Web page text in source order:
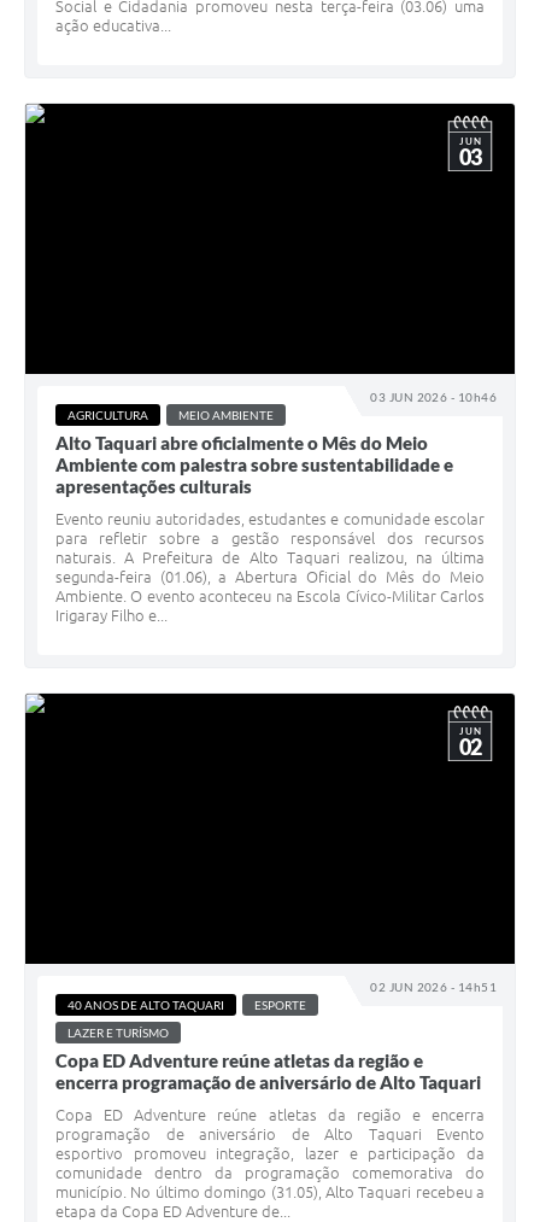
Social e Cidadania promoveu nesta terça-feira (03.06) uma
ação educativa...
03 JUN 2026 - 10h46
JUN
03
AGRICULTURA MEIO AMBIENTE
Alto Taquari abre oficialmente o Mês do Meio
Ambiente com palestra sobre sustentabilidade e
apresentações culturais
Evento reuniu autoridades, estudantes e comunidade escolar
para refletir sobre a gestão responsável dos recursos
naturais. A Prefeitura de Alto Taquari realizou, na última
segunda-feira (01.06), a Abertura Oficial do Mês do Meio
Ambiente. O evento aconteceu na Escola Cívico-Militar Carlos
Irigaray Filho e...
02 JUN 2026 - 14h51
JUN
02
40 ANOS DE ALTO TAQUARI
ESPORTE
LAZER E TURÍSMO
Copa ED Adventure reúne atletas da região e
encerra programação de aniversário de Alto Taquari
Copa ED Adventure reúne atletas da região e encerra
programação de aniversário de Alto Taquari Evento
esportivo promoveu integração, lazer e participação da
comunidade dentro da programação comemorativa do
município. No último domingo (31.05), Alto Taquari recebeu a
etapa da Copa ED Adventure de...